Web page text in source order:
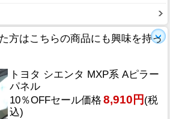
方はこちらの商品にも興味を持っ
トヨタ シエンタ MXP系 Aピラー
パネル
10％OFFセール価格 8,910円 (税
込)